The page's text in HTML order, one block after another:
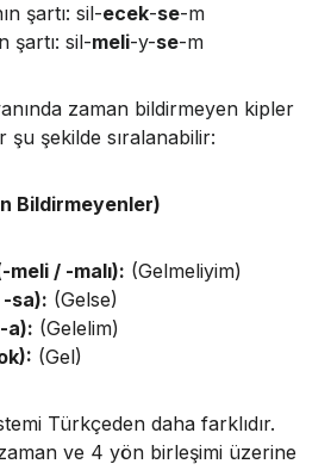
şartı: sil-ecek-se-m
şartı: sil-meli-y-se-m
zaman bildirmeyen kipler
şekilde sıralanabilir:
Bildirmeyenler)
meli / -malı): (Gelmeliyim)
sa): (Gelse)
a): (Gelelim)
(Gel)
Türkçeden daha farklıdır.
ve 4 yön birleşimi üzerine